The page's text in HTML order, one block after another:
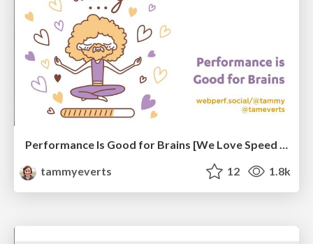
Performance Is Good for Brains [We Love Speed 2024]
tammyeverts
12 1.8k